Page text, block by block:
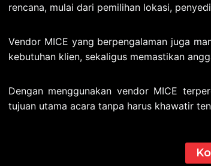
rencana, mulai dari pemilihan lokasi,
Vendor MICE yang berpengalaman juga
kebutuhan klien, sekaligus memastikan
Dengan menggunakan vendor MICE
tujuan utama acara tanpa harus khawatir